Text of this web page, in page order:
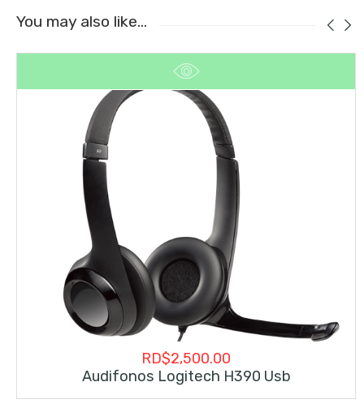
You may also like…
RD$2,500.00
Audifonos Logitech H390 Usb